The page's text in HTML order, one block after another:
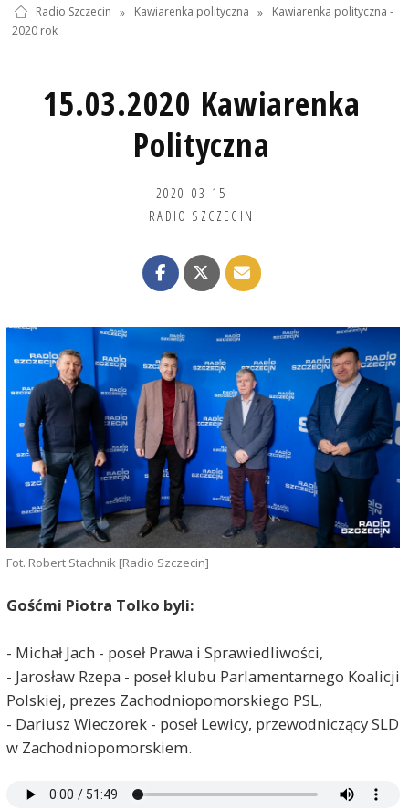
Radio Szczecin » Kawiarenka polityczna »
Kawiarenka polityczna -
2020 rok
15.03.2020 Kawiarenka
Polityczna
2020-03-15
RADIO SZCZECIN
Fot. Robert Stachnik [Radio Szczecin]
Gośćmi Piotra Tolko byli:
- Michał Jach - poseł Prawa i Sprawiedliwości,
- Jarosław Rzepa - poseł klubu Parlamentarnego Koalicji
Polskiej, prezes Zachodniopomorskiego PSL,
- Dariusz Wieczorek - poseł Lewicy, przewodniczący SLD
w Zachodniopomorskiem.